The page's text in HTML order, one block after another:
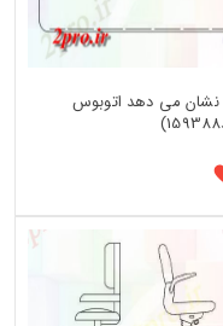
نشان می دهد اتوبوس